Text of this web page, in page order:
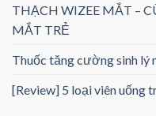
THẠCH WIZEE MẮT –
MẮT TRẺ
Thuốc tăng cường sinh lý
[Review] 5 loại viên uống